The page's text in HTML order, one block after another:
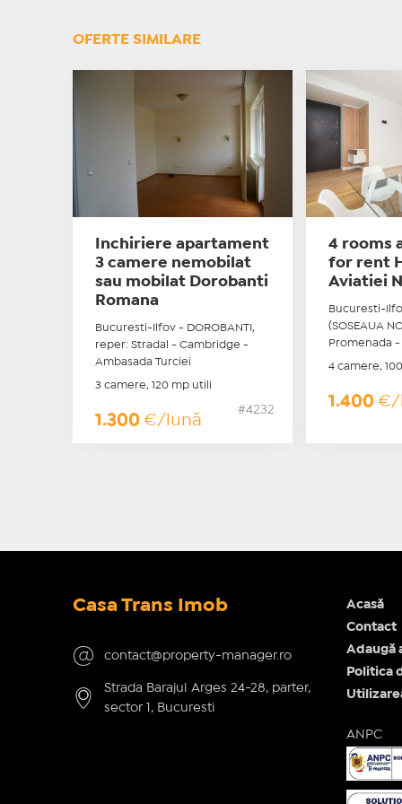
OFERTE SIMILARE
Inchiriere apartament
3 camere nemobilat
sau mobilat Dorobanti
Romana
Bucuresti-Ilfov - DOROBANTI,
reper: Stradal - Cambridge -
Ambasada Turciei
3 camere, 120 mp utili
1.300 €/lună
#4232
4 rooms
for rent
Aviatiei
Bucuresti-
(SOSEAUA
Promenada
4 camere,
1.400€/
Casa Trans Imob
contact@property-manager.ro
Strada Barajul Arges 24-28, parter,
sector 1, Bucuresti
Acasă
Contact
Adaugă
Politica
ANPC